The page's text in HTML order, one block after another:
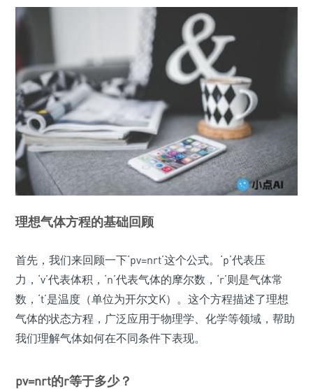
理想气体方程的基础回顾
首先，我们来回顾一下‘pv=nrt’这个公式。‘p’代表压
力，‘v’代表体积，‘n’代表气体的摩尔数，‘r’则是气体常
数，‘t’是温度（单位为开尔文K）。这个方程描述了理想
气体的状态方程，广泛应用于物理学、化学等领域，帮助
我们理解气体如何在不同条件下表现。
pv=nrt的r等于多少？